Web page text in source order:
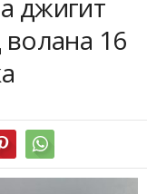
джигит
волана 16